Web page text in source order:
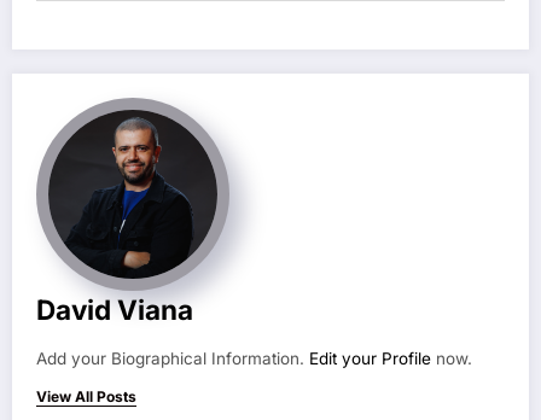
David Viana
Add your Biographical Information. Edit your Profile now.
View All Posts